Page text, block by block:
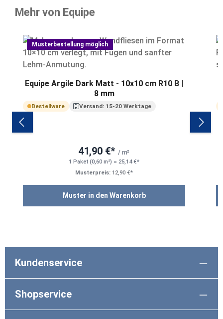
Mehr von Equipe
Musterbestellung möglich
Equipe Argile Dark Matt - 10x10 cm R10 B |
8 mm
Bestellware Versand: 15-20 Werktage
41,90 €* / m²
1 Paket (0,60 m²) = 25,14 €*
Musterpreis: 12,90 €*
Muster in den Warenkorb
Kundenservice
Shopservice